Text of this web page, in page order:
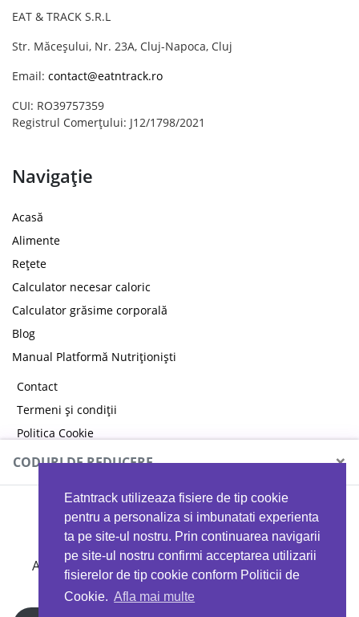
Eatntrack utilizeaza fisiere de tip cookie
pentru a personaliza si imbunatati experienta
ta pe site-ul nostru. Prin continuarea navigarii
pe site-ul nostru confirmi acceptarea utilizarii
fisierelor de tip cookie conform Politicii de
Cookie. Afla mai multe
EAT & TRACK S.R.L
Str. Măceșului, Nr. 23A, Cluj-Napoca, Cluj
Email: contact@eatntrack.ro
CUI: RO39757359
Registrul Comerțului: J12/1798/2021
Navigație
Acasă
Alimente
Rețete
Calculator necesar caloric
Calculator grăsime corporală
Blog
Manual Platformă Nutriționiști
Contact
Termeni și condiții
Politica Cookie
Politica de confidențialitate
CODURI DE REDUCERE ×
MYPROTEIN
Ai 40%reducere la orice comandă folosind codul
EATTRACK